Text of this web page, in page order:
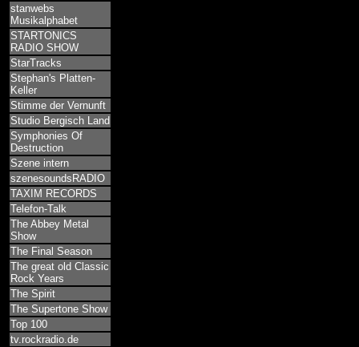
stanwebs
Musikalphabet
STARTONICS
RADIO SHOW
StarTracks
Stephan's Platten-
Keller
Stimme der Vernunft
Studio Bergisch Land
Symphonies Of
Destruction
Szene intern
szenesoundsRADIO
TAXIM RECORDS
Telefon-Talk
The Abbey Metal
Show
The Final Season
The great old Classic
Rock Years
The Spirit
The Supertone Show
Top 100
tv.rockradio.de